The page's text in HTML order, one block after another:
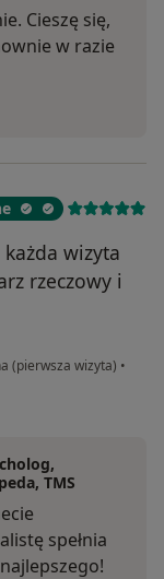
Cieszę się,
w razie
wizyta
rzeczowy i
(pierwsza wizyta) •
TMS
spełnia